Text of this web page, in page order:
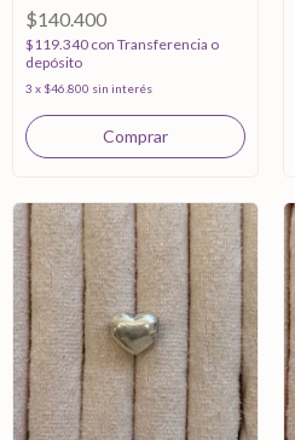
$140.400
$119.340 con Transferencia o
depósito
3 x $46.800 sin interés